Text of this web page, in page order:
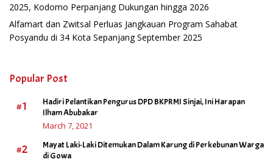
2025, Kodomo Perpanjang Dukungan hingga 2026
Alfamart dan Zwitsal Perluas Jangkauan Program Sahabat
Posyandu di 34 Kota Sepanjang September 2025
Popular Post
#1
Hadiri Pelantikan Pengurus DPD BKPRMI Sinjai, Ini Harapan
Ilham Abubakar
March 7, 2021
#2
Mayat Laki-Laki Ditemukan Dalam Karung di Perkebunan Warga
di Gowa